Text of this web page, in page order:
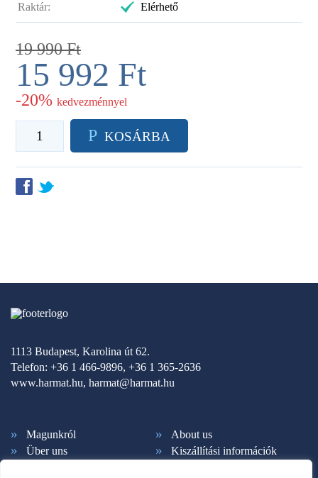
Raktár:
. Elérhető
19 990Ft
15 992 Ft
-20% kedvezménnyel
P KOSÁRBA
f t
1113 Budapest, Karolina út 62.
Telefon: +36 1 466-9896, +36 1 365-2636
www.harmat.hu, harmat@harmat.hu
Magunkról
About us
Über uns
Kiszállítási információk